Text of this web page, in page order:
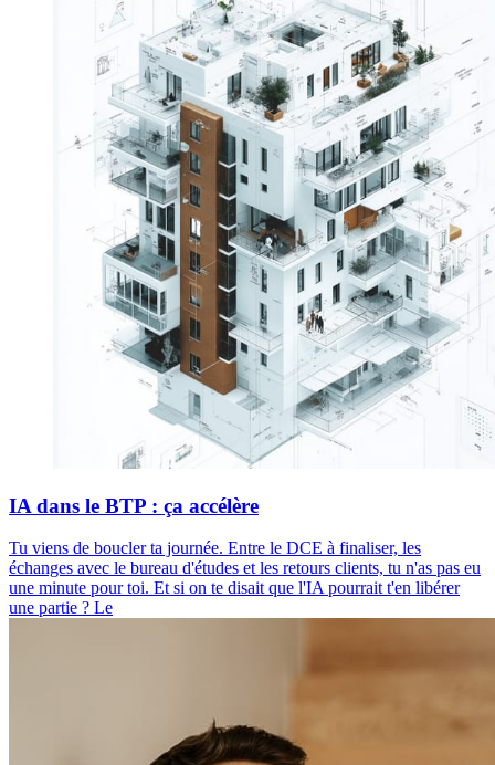
IA dans le BTP : ça accélère
Tu viens de boucler ta journée. Entre le DCE à finaliser, les
échanges avec le bureau d'études et les retours clients, tu n'as pas eu
une minute pour toi. Et si on te disait que l'IA pourrait t'en libérer
une partie ? Le